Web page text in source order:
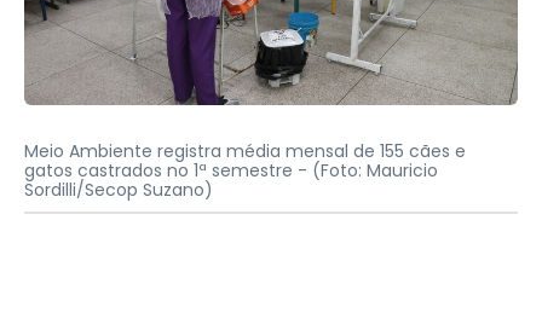
Meio Ambiente registra média mensal de 155 cães e
gatos castrados no 1ª semestre - (Foto: Mauricio
Sordilli/Secop Suzano)